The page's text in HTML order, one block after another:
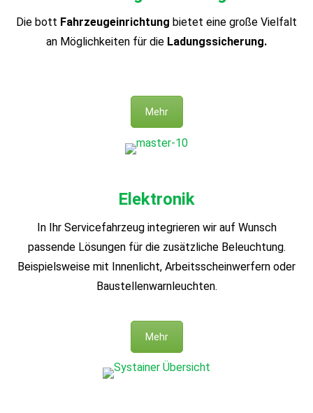
Die bott Fahrzeugeinrichtung bietet eine große Vielfalt
an Möglichkeiten für die Ladungs­sicherung.
Mehr
Elektronik
In Ihr Servicefahrzeug integrieren wir auf Wunsch
passende Lösungen für die zusätzliche Beleuchtung.
Beispielsweise mit Innenlicht, Arbeitsscheinwerfern oder
Baustellenwarnleuchten.
Mehr